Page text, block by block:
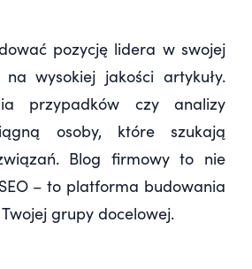
pozycję lidera w swojej
wysokiej jakości artykuły.
przypadków czy analizy
osoby, które szukają
Blog firmowy to nie
– to platforma budowania
grupy docelowej.